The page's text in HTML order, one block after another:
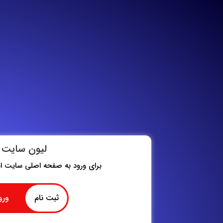
لیون سایت
برای ورود به صفحه اصلی سایت
ثبت نام